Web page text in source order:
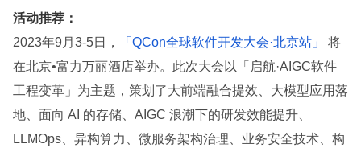
活动推荐：
2023年9月3-5日，
「QCon全球软件开发大会·北京站」
将
在北京•富力万丽酒店举办。此次大会以「启航·AIGC软件
工程变革」为主题，策划了大前端融合提效、大模型应用落
地、面向 AI 的存储、AIGC 浪潮下的研发效能提升、
LLMOps、异构算力、微服务架构治理、业务安全技术、构